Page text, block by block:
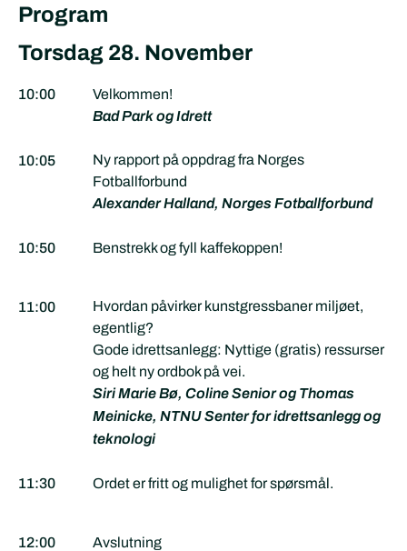
Program
Torsdag 28. November
10:00
Velkommen!
Bad Park og Idrett
10:05
Ny rapport på oppdrag fra Norges
Fotballforbund
Alexander Halland, Norges Fotballforbund
10:50 Benstrekk og fyll kaffekoppen!
11:00
Hvordan påvirker kunstgressbaner miljøet,
egentlig?
Gode idrettsanlegg: Nyttige (gratis) ressurser
og helt ny ordbok på vei.
Siri Marie Bø, Coline Senior og Thomas
Meinicke, NTNU Senter for idrettsanlegg og
teknologi
11:30 Ordet er fritt og mulighet for spørsmål.
12:00 Avslutning